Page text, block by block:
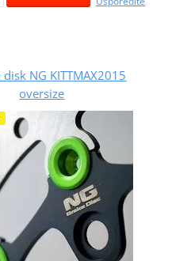
disk NG KITTMAX2015
oversize